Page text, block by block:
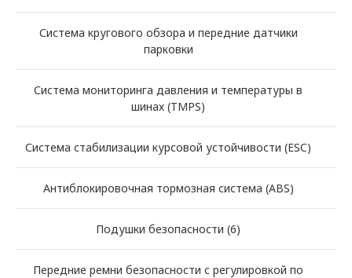
Система кругового обзора и передние датчики
парковки
Система мониторинга давления и температуры в
шинах (TMPS)
Система стабилизации курсовой устойчивости (ESC)
Антиблокировочная тормозная система (ABS)
Подушки безопасности (6)
Передние ремни безопасности с регулировкой по